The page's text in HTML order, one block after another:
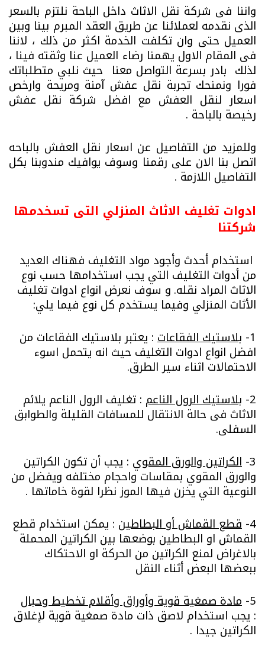
واننا فى شركة نقل الاثاث داخل الباحة نلتزم بالسعر
الذى نقدمه لعملائنا عن طريق العقد المبرم بينا وبين
العميل حتى وان تكلفت الخدمة اكثر من ذلك ، لاننا
فى المقام الاول يهمنا رضاء العميل عنا وثقته فينا ،
لذلك بادر بسرعة التواصل معنا حيث نلبي متطلباتك
فورا ونمنحك تجربة نقل عفش آمنة ومريحة وارخص
اسعار لنقل العفش مع افضل شركة نقل عفش
رخيصة بالباحة .
وللمزيد من التفاصيل عن اسعار نقل العفش بالباحه
اتصل بنا الان على رقمنا وسوف يوافيك مندوبنا بكل
التفاصيل اللازمة .
ادوات تغليف الاثاث المنزلي التى تسخدمها
شركتنا
استخدام أحدث وأجود مواد التغليف فهناك العديد
من أدوات التغليف التي يجب استخدامها حسب نوع
الاثاث المراد نقله. و سوف نعرض انواع ادوات تغليف
الأثاث المنزلي وفيما يستخدم كل نوع فيما يلي:
1- بلاستيك الفقاعات : يعتبر بلاستيك الفقاعات من
افضل انواع ادوات التغليف حيث انه يتحمل اسوء
الاحتمالات اثناء سير الطرق.
2- بلاستيك الرول الناعم : تغليف الرول الناعم يلائم
الاثاث فى حالة الانتقال للمسافات القليلة والطوابق
السفلى.
3- الكراتين والورق المقوي : يجب أن تكون الكراتين
والورق المقوي بمقاسات واحجام مختلفه ويفضل من
النوعية التي يخزن فيها الموز نظرا لقوة خاماتها .
4- قطع القماش أو البطاطين : يمكن استخدام قطع
القماش او البطاطين بوضعها بين الكراتين المحملة
بالاغراض لمنع الكراتين من الحركة او الاحتكاك
ببعضها البعض أثناء النقل
5- مادة صمغية قوية وأوراق وأقلام تخطيط وحبال
: يجب استخدام لاصق ذات مادة صمغية قوية لإغلاق
الكراتين جيدا .